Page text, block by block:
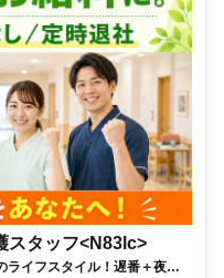
スタッフ<N83lc>
ライフスタイル！遅番＋夜勤